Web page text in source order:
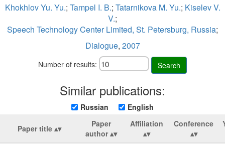
Khokhlov Yu. Yu.; Tampel I. B.; Tatarnikova M. Yu.; Kiselev V.
V.;
Speech Technology Center Limited, St. Petersburg, Russia;
Dialogue, 2007
Number of results: Search
Similar publications:
Russian English
Paper title
Paper
author
Affiliation Conference